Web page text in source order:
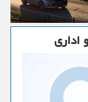
اداری